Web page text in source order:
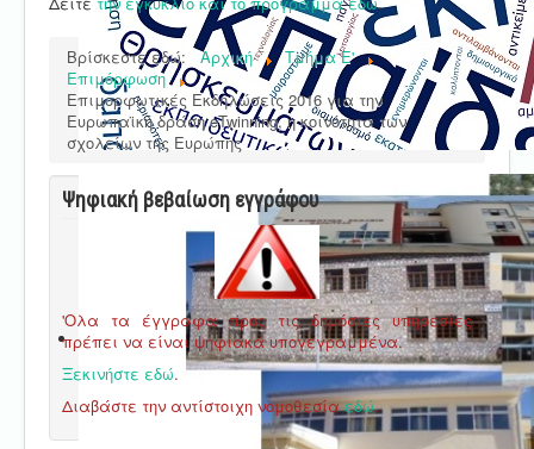
Βρίσκεστε εδώ: Αρχική
Τμήμα E'
Επιμόρφωση
Επιμορφωτικές Εκδηλώσεις 2016 για την
Ευρωπαϊκή δράση eTwinning, η κοινότητα των
σχολείων της Ευρώπης
Ψηφιακή βεβαίωση εγγράφου
'Ολα τα έγγραφα προς τις δημόσιες υπηρεσίες
πρέπει να είναι ψηφιακά υπογεγραμμένα.
Ξεκινήστε εδώ.
Διαβάστε την αντίστοιχη νομοθεσίαεδώ.